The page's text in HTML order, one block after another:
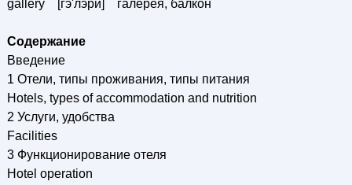
gallery [гэ'лэри] галерея, балкон
Содержание
Введение
1 Отели, типы проживания, типы питания
Hotels, types of accommodation and nutrition
2 Услуги, удобства
Facilities
3 Функционирование отеля
Hotel operation